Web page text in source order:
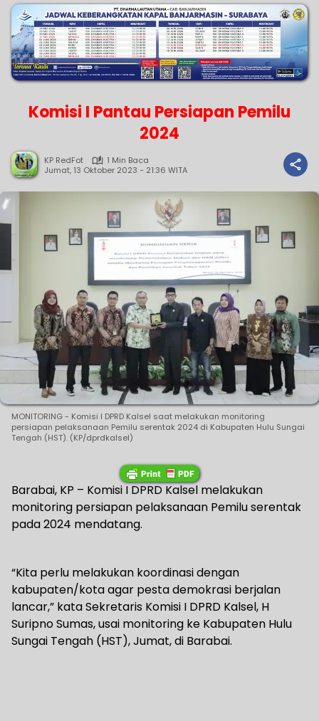
Komisi I Pantau Persiapan Pemilu
2024
KP RedFot
1 Min Baca
Jumat, 13 Oktober 2023 - 21:36 WITA
MONITORING - Komisi I DPRD Kalsel saat melakukan monitoring
persiapan pelaksanaan Pemilu serentak 2024 di Kabupaten Hulu Sungai
Tengah (HST). (KP/dprdkalsel)
Barabai, KP – Komisi I DPRD Kalsel melakukan
monitoring persiapan pelaksanaan Pemilu serentak
pada 2024 mendatang.
“Kita perlu melakukan koordinasi dengan
kabupaten/kota agar pesta demokrasi berjalan
lancar,” kata Sekretaris Komisi I DPRD Kalsel, H
Suripno Sumas, usai monitoring ke Kabupaten Hulu
Sungai Tengah (HST), Jumat, di Barabai.